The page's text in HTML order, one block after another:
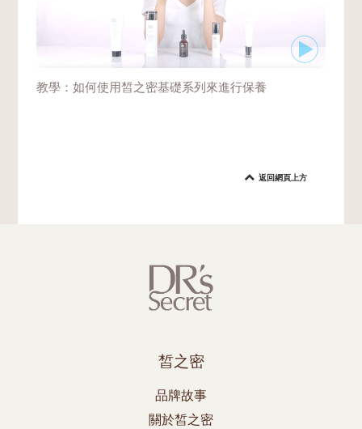
教學：如何使用皙之密基礎系列來進行保養
返回網頁上方
皙之密
品牌故事
關於皙之密